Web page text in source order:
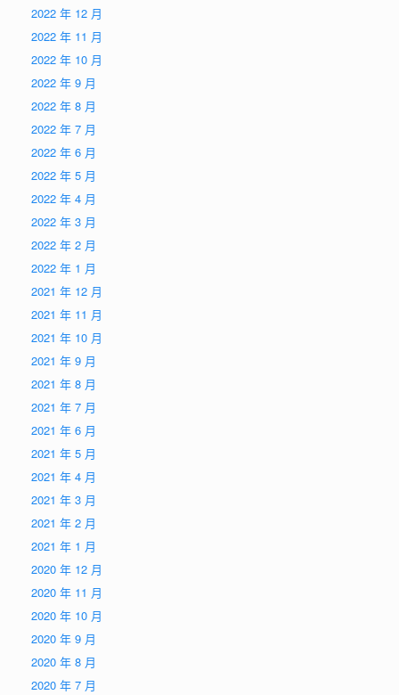
2022 年 12 月
2022 年 11 月
2022 年 10 月
2022 年 9 月
2022 年 8 月
2022 年 7 月
2022 年 6 月
2022 年 5 月
2022 年 4 月
2022 年 3 月
2022 年 2 月
2022 年 1 月
2021 年 12 月
2021 年 11 月
2021 年 10 月
2021 年 9 月
2021 年 8 月
2021 年 7 月
2021 年 6 月
2021 年 5 月
2021 年 4 月
2021 年 3 月
2021 年 2 月
2021 年 1 月
2020 年 12 月
2020 年 11 月
2020 年 10 月
2020 年 9 月
2020 年 8 月
2020 年 7 月